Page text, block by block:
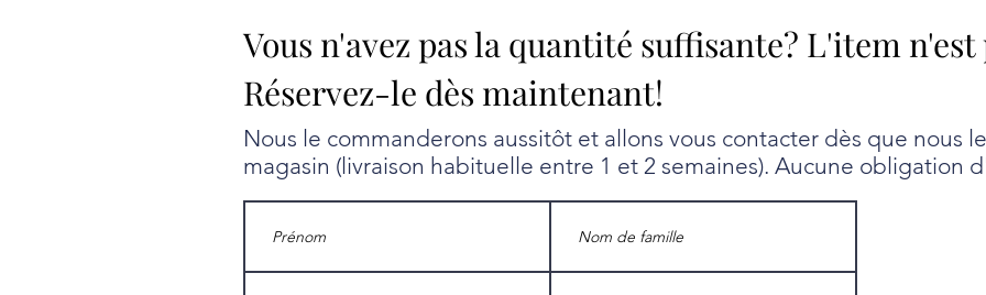
Vous n'avez pas la quantité suffisante? L'item
Réservez-le dès maintenant!
Nous le commanderons aussitôt et allons vous contacter dès que nous
magasin (livraison habituelle entre 1 et 2 semaines). Aucune obligation